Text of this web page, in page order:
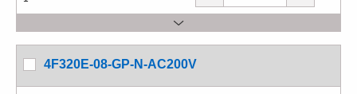
4F320E-08-GP-N-AC200V